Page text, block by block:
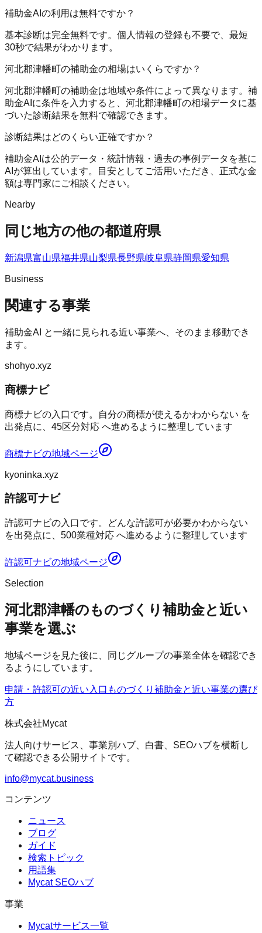
補助金AIの利用は無料ですか？
基本診断は完全無料です。個人情報の登録も不要で、最短
30秒で結果がわかります。
河北郡津幡町の補助金の相場はいくらですか？
河北郡津幡町の補助金は地域や条件によって異なります。補
助金AIに条件を入力すると、河北郡津幡町の相場データに基
づいた診断結果を無料で確認できます。
診断結果はどのくらい正確ですか？
補助金AIは公的データ・統計情報・過去の事例データを基に
AIが算出しています。目安としてご活用いただき、正式な金
額は専門家にご相談ください。
Nearby
同じ地方の他の都道府県
新潟県富山県福井県山梨県長野県岐阜県静岡県愛知県
Business
関連する事業
補助金AI
と一緒に見られる近い事業へ、そのまま移動でき
ます。
shohyo.xyz
商標ナビ
商標ナビの入口です。自分の商標が使えるかわからない を
出発点に、45区分対応 へ進めるように整理しています
商標ナビの地域ページ
kyoninka.xyz
許認可ナビ
許認可ナビの入口です。どんな許認可が必要かわからない
を出発点に、500業種対応 へ進めるように整理しています
許認可ナビの地域ページ
Selection
河北郡津幡のものづくり補助金と近い
事業を選ぶ
地域ページを見た後に、同じグループの事業全体を確認でき
るようにしています。
申請・許認可の近い入口 ものづくり補助金と近い事業の選び
方
株式会社Mycat
法人向けサービス、事業別ハブ、白書、SEOハブを横断し
て確認できる公開サイトです。
info@mycat.business
コンテンツ
ニュース
ブログ
ガイド
検索トピック
用語集
Mycat SEOハブ
事業
Mycatサービス一覧